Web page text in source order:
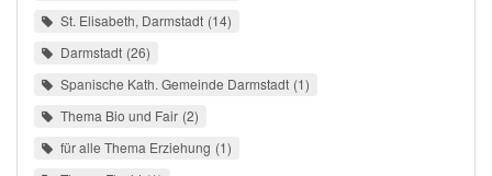
St. Elisabeth, Darmstadt 14
Darmstadt 26
Spanische Kath. Gemeinde Darmstadt 1
Thema Bio und Fair 2
für alle Thema Erziehung 1